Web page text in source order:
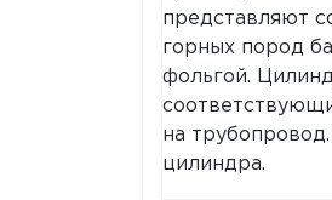
представляют
горных пород
фольгой.
на
цилиндра.